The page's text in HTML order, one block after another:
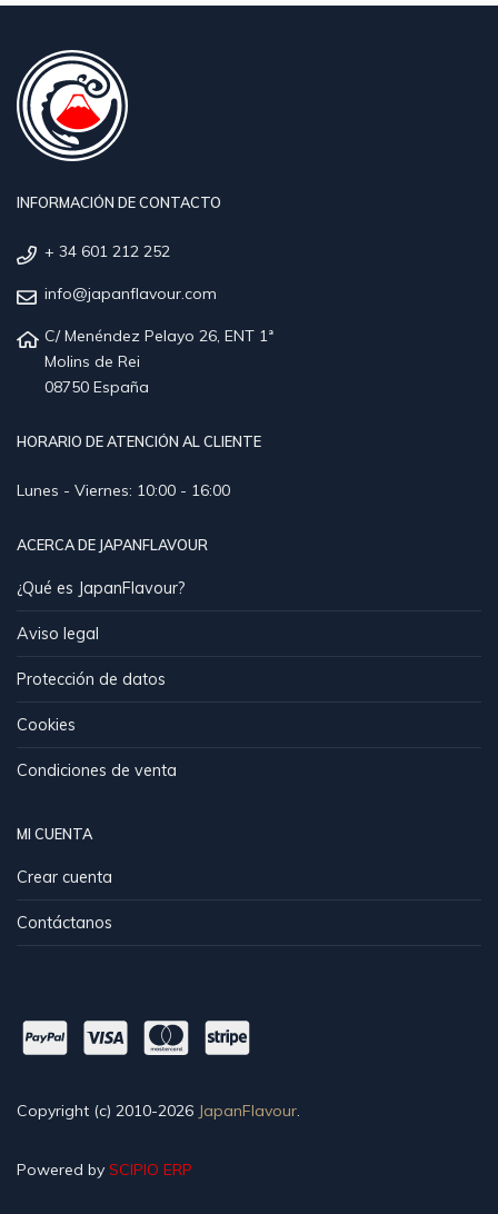
INFORMACIÓN DE CONTACTO
+ 34 601 212 252
info@japanflavour.com
C/ Menéndez Pelayo 26, ENT 1ª
Molins de Rei
08750 España
HORARIO DE ATENCIÓN AL CLIENTE
Lunes - Viernes: 10:00 - 16:00
ACERCA DE JAPANFLAVOUR
¿Qué es JapanFlavour?
Aviso legal
Protección de datos
Cookies
Condiciones de venta
MI CUENTA
Crear cuenta
Contáctanos
Copyright (c) 2010-2026 JapanFlavour
Powered by SCIPIO ERP